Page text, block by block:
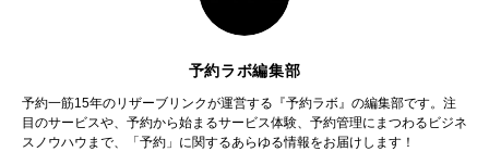
予約ラボ編集部
予約一筋15年のリザーブリンクが運営する『予約ラボ』の編集部です。注
目のサービスや、予約から始まるサービス体験、予約管理にまつわるビジネ
スノウハウまで、「予約」に関するあらゆる情報をお届けします！